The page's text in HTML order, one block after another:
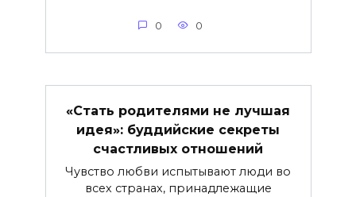
0 0
«Стать родителями не лучшая
идея»: буддийские секреты
счастливых отношений
Чувство любви испытывают люди во
всех странах, принадлежащие